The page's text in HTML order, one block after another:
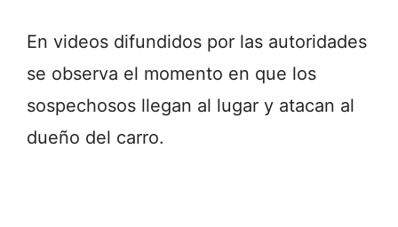
En videos difundidos por las autoridades
se observa el momento en que los
sospechosos llegan al lugar y atacan al
dueño del carro.